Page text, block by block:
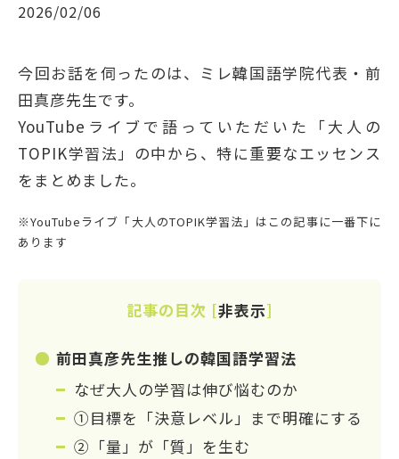
2026/02/06
今回お話を伺ったのは、ミレ韓国語学院代表・前
田真彦先生です。
YouTubeライブで語っていただいた「大人の
TOPIK学習法」の中から、特に重要なエッセンス
をまとめました。
※YouTubeライブ「大人のTOPIK学習法」はこの記事に一番下に
あります
記事の目次 [非表示]
前田真彦先生推しの韓国語学習法
なぜ大人の学習は伸び悩むのか
①目標を「決意レベル」まで明確にする
②「量」が「質」を生む